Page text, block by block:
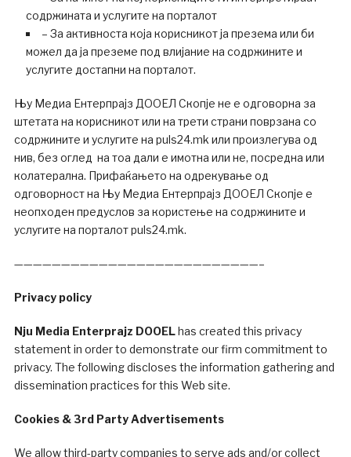
содржината и услугите на порталот
– За активноста која корисникот ја презема или би
можел да ја преземе под влијание на содржините и
услугите достапни на порталот.
Њу Медиа Ентерпрајз ДООЕЛ Скопје не е одговорна за
штетата на корисникот или на трети страни поврзана со
содржините и услугите на puls24.mk или произлегува од
нив, без оглед на тоа дали е имотна или не, посредна или
колатерална. Прифаќањето на одрекување од
одговорност на Њу Медиа Ентерпрајз ДООЕЛ Скопје е
неопходен предуслов за користење на содржините и
услугите на порталот puls24.mk.
——————————————————————————–
Privacy policy
Nju Media Enterprajz DOOELhas created this privacy
statement in order to demonstrate our firm commitment to
privacy. The following discloses the information gathering and
dissemination practices for this Web site.
Cookies & 3rd Party Advertisements
We allow third-party companies to serve ads and/or collect